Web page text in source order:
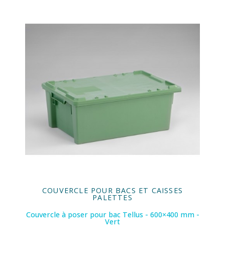
COUVERCLE POUR BACS ET CAISSES
PALETTES
Couvercle à poser pour bac Tellus - 600×400 mm -
Vert